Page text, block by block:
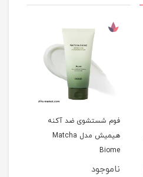
فوم شستشوی ضد آکنه
هیمیش مدل Matcha
Biome
ناموجود